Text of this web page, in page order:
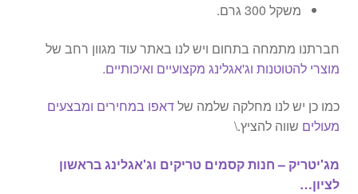
משקל 300 גרם.
חברתנו מתמחה בתחום ויש לנו באתר עוד מגוון רחב של
מוצרי להטוטנות וג'אגלינג מקצועיים ואיכותיים.
כמו כן יש לנו מחלקה שלמה שלדאפו במחירים ומבצעים
מעולים שווה להציץ.\
מג'יטריק – חנות קסמים טריקים וג'אגלינג בראשון
לציון…